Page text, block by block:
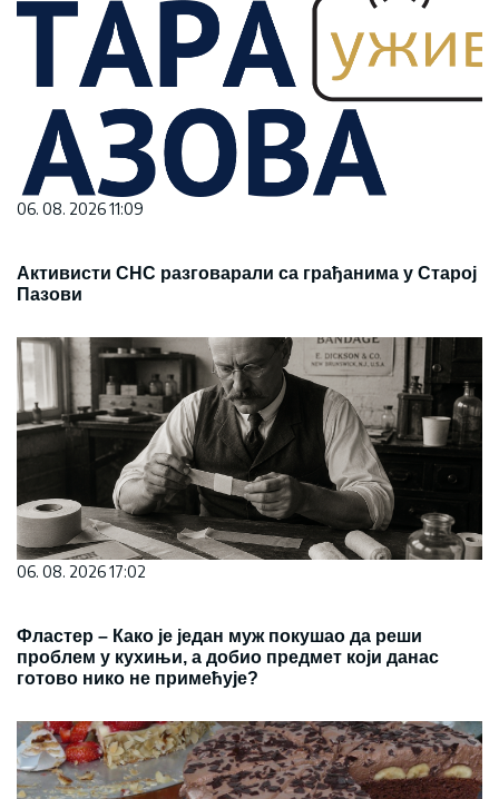
06. 08. 2026 11:09
Активисти СНС разговарали са грађанима у Старој
Пазови
06. 08. 2026 17:02
Фластер – Како је један муж покушао да реши
проблем у кухињи, а добио предмет који данас
готово нико не примећује?